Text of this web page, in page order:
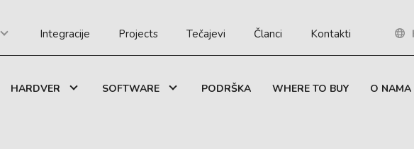
Integracije Projects Tečajevi Članci Kontakti
HARDVER SOFTWARE PODRŠKA WHERE TO BUY O NAMA